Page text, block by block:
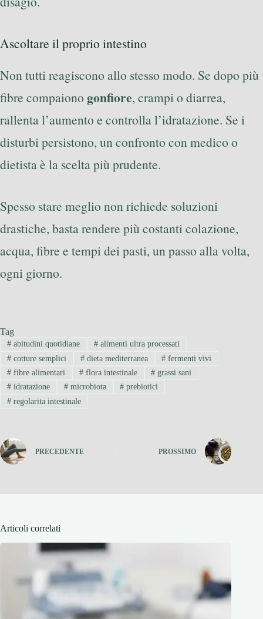
Ascoltare il proprio intestino
Non tutti reagiscono allo stesso modo. Se dopo più
fibre compaiono gonfiore, crampi o diarrea,
rallenta l’aumento e controlla l’idratazione. Se i
disturbi persistono, un confronto con medico o
dietista è la scelta più prudente.
Spesso stare meglio non richiede soluzioni
drastiche, basta rendere più costanti colazione,
acqua, fibre e tempi dei pasti, un passo alla volta,
ogni giorno.
Tag
#abitudini quotidiane #alimenti ultra processati
#cotture semplici #dieta mediterranea # fermenti vivi
#fibre alimentari #flora intestinale # grassi sani
#idratazione #microbiota # prebiotici
#regolarita intestinale
PRECEDENTE PROSSIMO
Articoli correlati